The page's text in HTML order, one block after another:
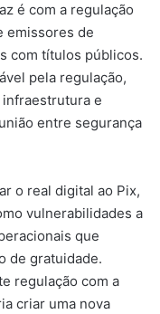
é com a regulação
emissores de
com títulos públicos.
pela regulação,
e
entre segurança
o real digital ao Pix,
vulnerabilidades a
que
de gratuidade.
regulação com a
criar uma nova